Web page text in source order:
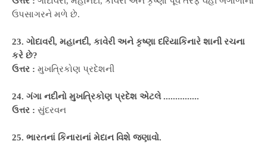
ઉપસાગરને મળે છે.
23. ગોદાવરી, મહાનદી, કાવેરી અને કૃષ્ણા દરિયાકિનારે શાની રચના
કરે છે?
ઉત્તર : મુખત્રિકોણ પ્રદેશની
24. ગંગા નદીનો મુખત્રિકોણ પ્રદેશ એટલે ...............
ઉત્તર : સુંદરવન
25. ભારતનાં કિનારાનાં મેદાન વિશે જણાવો.